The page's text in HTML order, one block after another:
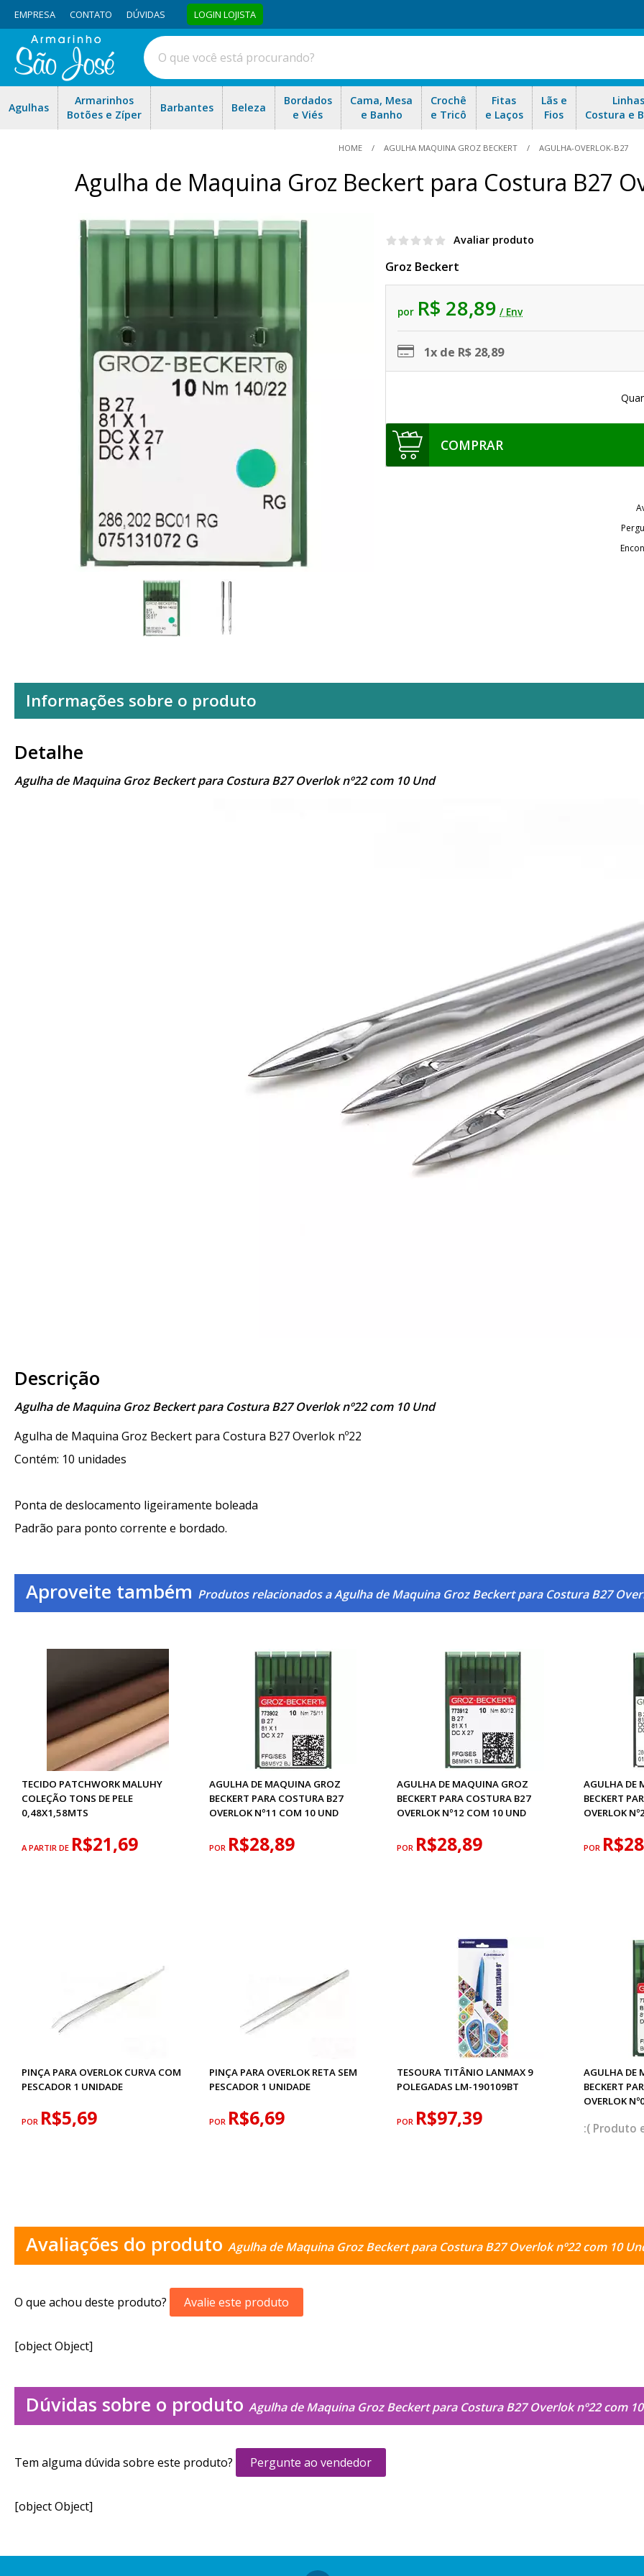
EMPRESA CONTATO DÚVIDAS LOGIN LOJISTA
Agulhas
Armarinhos
Botões e Zíper
Barbantes Beleza
Bordados
e Viés
Cama, Mesa
e Banho
Crochê
e Tricô
Fitas
e Laços
Lãs e
Fios
Linhas
Costura e
HOME AGULHA MAQUINA GROZ BECKERT AGULHA-OVERLOK-B27
Agulha de Maquina Groz Beckert para Costura B27
Avaliar produto
Groz Beckert
por R$ 28,89 / Env
1x de R$ 28,89
COMPRAR
Informações sobre o produto
Detalhe
Agulha de Maquina Groz Beckert para Costura B27 Overlok nº22 com 10 Und
Descrição
Agulha de Maquina Groz Beckert para Costura B27 Overlok nº22 com 10 Und
Agulha de Maquina Groz Beckert para Costura B27 Overlok nº22
Contém: 10 unidades
Ponta de deslocamento ligeiramente boleada
Padrão para ponto corrente e bordado.
Aproveite também Produtos relacionados a Agulha de Maquina Groz Beckert para Costura B27
TECIDO PATCHWORK MALUHY
COLEÇÃO TONS DE PELE
0,48X1,58MTS
A PARTIR DE R$21,69
AGULHA DE MAQUINA GROZ
BECKERT PARA COSTURA B27
OVERLOK Nº11 COM 10 UND
POR R$28,89
AGULHA DE MAQUINA GROZ
BECKERT PARA COSTURA B27
OVERLOK Nº12 COM 10 UND
POR R$28,89
AGULHA DE
BECKERT
OVERLOK
POR
PINÇA PARA OVERLOK CURVA COM
PESCADOR 1 UNIDADE
POR R$5,69
PINÇA PARA OVERLOK RETA SEM
PESCADOR 1 UNIDADE
POR R$6,69
TESOURA TITÂNIO LANMAX 9
POLEGADAS LM-190109BT
POR R$97,39
AGULHA DE
BECKERT
OVERLOK
Avaliações do produto Agulha de Maquina Groz Beckert para Costura B27 Overlok nº22 com 10
O que achou deste produto? Avalie este produto
[object Object]
Dúvidas sobre o produto Agulha de Maquina Groz Beckert para Costura B27 Overlok nº22 com
Tem alguma dúvida sobre este produto? Pergunte ao vendedor
[object Object]